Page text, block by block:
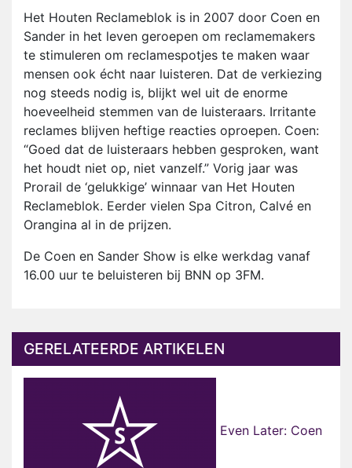
Het Houten Reclameblok is in 2007 door Coen en
Sander in het leven geroepen om reclamemakers
te stimuleren om reclamespotjes te maken waar
mensen ook écht naar luisteren. Dat de verkiezing
nog steeds nodig is, blijkt wel uit de enorme
hoeveelheid stemmen van de luisteraars. Irritante
reclames blijven heftige reacties oproepen. Coen:
“Goed dat de luisteraars hebben gesproken, want
het houdt niet op, niet vanzelf.” Vorig jaar was
Prorail de ‘gelukkige’ winnaar van Het Houten
Reclameblok. Eerder vielen Spa Citron, Calvé en
Orangina al in de prijzen.
De Coen en Sander Show is elke werkdag vanaf
16.00 uur te beluisteren bij BNN op 3FM.
GERELATEERDE ARTIKELEN
Even Later: Coen